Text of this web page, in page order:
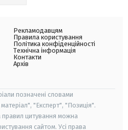
Рекламодавцям
Правила користування
Політика конфіденційності
Технічна інформація
Контакти
Архів
позначені словами
"Експерт", "Позиція".
цитування можна
сайтом. Усі права